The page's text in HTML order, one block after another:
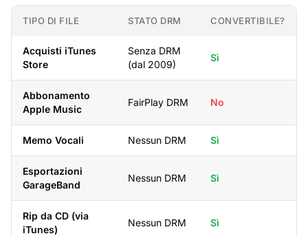
TIPO DI FILE STATO DRM CONVERTIBILE?
Acquisti iTunes
Store
Senza DRM
(dal 2009)
Sì
Abbonamento
Apple Music
FairPlay DRM No
Memo Vocali Nessun DRM Sì
Esportazioni
GarageBand
Nessun DRM Sì
Rip da CD (via
iTunes)
Nessun DRM Sì